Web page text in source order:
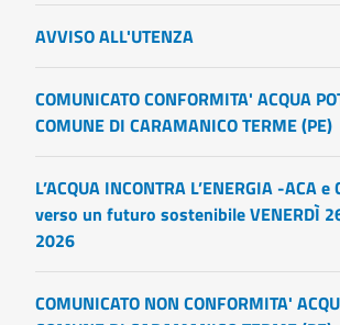
AVVISO ALL'UTENZA
COMUNICATO CONFORMITA' ACQUA
COMUNE DI CARAMANICO TERME (PE)
L’ACQUA INCONTRA L’ENERGIA -ACA e
verso un futuro sostenibile VENERDÌ
2026
COMUNICATO NON CONFORMITA'